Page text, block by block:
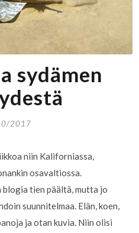
sydämen
2017
niin Kaliforniassa,
osavaltiossa.
tien päältä, mutta jo
suunnitelmaa. Elän, koen,
ja otan kuvia. Niin olisi